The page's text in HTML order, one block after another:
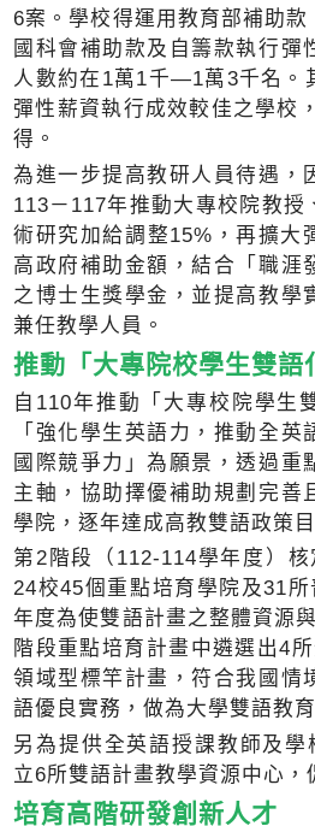
6案。學校得運用教育部補助款
國科會補助款及自籌款執行彈
人數約在1萬1千—1萬3千名。
彈性薪資執行成效較佳之學校
得。
為進一步提高教研人員待遇，
113－117年推動大專校院教授
術研究加給調整15%，再擴大
高政府補助金額，結合「職涯
之博士生獎學金，並提高教學
兼任教學人員。
推動「大專院校學生雙語
自110年推動「大專校院學生
「強化學生英語力，推動全
國際競爭力」為願景，透過重
主軸，協助擇優補助規劃完善
學院，逐年達成高教雙語政策目
第2階段（112-114學年度）核
24校45個重點培育學院及31
年度為使雙語計畫之整體資源
階段重點培育計畫中遴選出4
領域型標竿計畫，符合我國情
語優良實務，做為大學雙語教
另為提供全英語授課教師及學
立6所雙語計畫教學資源中心，
培育高階研發創新人才